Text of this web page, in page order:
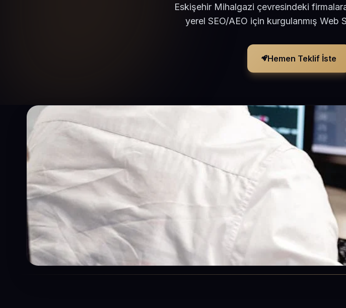
Eskişehir Mihalgazi çevresindeki
yerel SEO/AEO için kurgulanmış Web
Hemen Teklif İste